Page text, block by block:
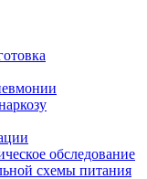
обследование
схемы питания